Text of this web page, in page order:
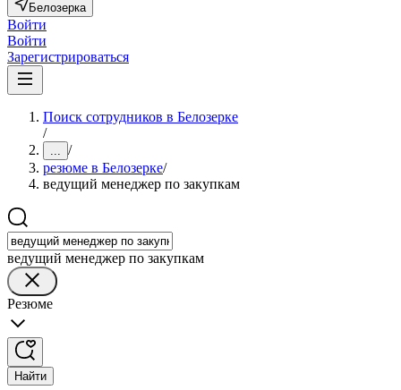
Белозерка
Войти
Войти
Зарегистрироваться
Поиск сотрудников в Белозерке
/
... /
резюме в Белозерке/
ведущий менеджер по закупкам
ведущий менеджер по закупкам
Резюме
Найти